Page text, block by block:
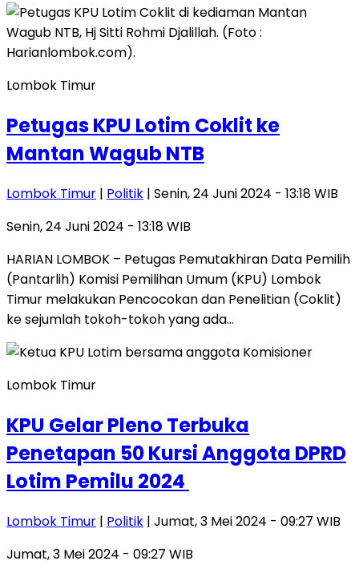
Lombok Timur
Petugas KPU Lotim Coklit ke
Mantan Wagub NTB
Lombok Timur | Politik | Senin, 24 Juni 2024 - 13:18 WIB
Senin, 24 Juni 2024 - 13:18 WIB
HARIAN LOMBOK – Petugas Pemutakhiran Data Pemilih
(Pantarlih) Komisi Pemilihan Umum (KPU) Lombok
Timur melakukan Pencocokan dan Penelitian (Coklit)
ke sejumlah tokoh-tokoh yang ada…
Lombok Timur
KPU Gelar Pleno Terbuka
Penetapan 50 Kursi Anggota DPRD
Lotim Pemilu 2024
Lombok Timur | Politik | Jumat, 3 Mei 2024 - 09:27 WIB
Jumat, 3 Mei 2024 - 09:27 WIB